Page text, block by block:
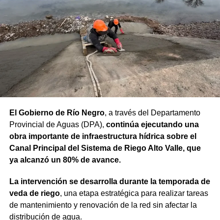
de avanzar con una decisión definitiva sobre su identidad
registral.
En la sentencia, la magistrada explicó que el
desistimiento es una forma de poner fin
anticipadamente a un proceso judicial cuando una de
las partes decide no continuar con la acción.
esa posibilidad siempre que, si la demanda ya fue
trasladada, la otra parte haya sido notificada.
Como en este caso ese traslado aún no se había
concretado, la jueza entendió que estaban cumplidos
declarar extinguido el proceso.
«En virtud de ello entiendo que se encuentran
configurados los recaudos previstos en el artículo 278,
El Gobierno de Río Negro, a través del Departamento
Provincial de Aguas (DPA), continúa ejecutando una
obra importante de infraestructura hídrica sobre el
Canal Principal del Sistema de Riego Alto Valle, que
ya alcanzó un 80% de avance.
La intervención se desarrolla durante la temporada de
veda de riego, una etapa estratégica para realizar tareas
de mantenimiento y renovación de la red sin afectar la
distribución de agua.